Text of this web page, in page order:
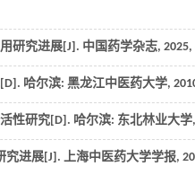
研究进展[J]. 中国药学杂志, 2025,
哈尔滨: 黑龙江中医药大学,
性研究[D]. 哈尔滨: 东北林业大学,
究进展[J]. 上海中医药大学学报,